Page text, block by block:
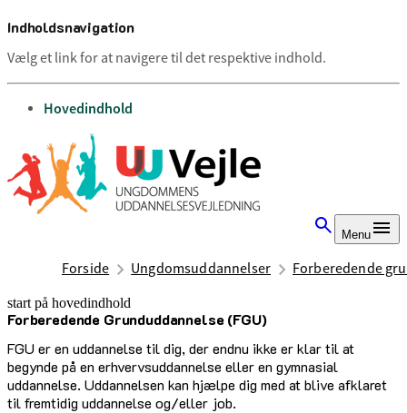
Indholdsnavigation
Vælg et link for at navigere til det respektive indhold.
gå til
Hovedindhold
Menu
Forside Ung­doms­ud­dannel­ser Forberedende
start på hovedindhold
Forberedende Grunduddannelse (FGU)
FGU er en uddannelse til dig, der endnu ikke er klar til at
begynde på en erhvervsuddannelse eller en gymnasial
uddannelse. Uddannelsen kan hjælpe dig med at blive afklaret
til fremtidig uddannelse og/eller job.
senest opdateret 18. september 2025